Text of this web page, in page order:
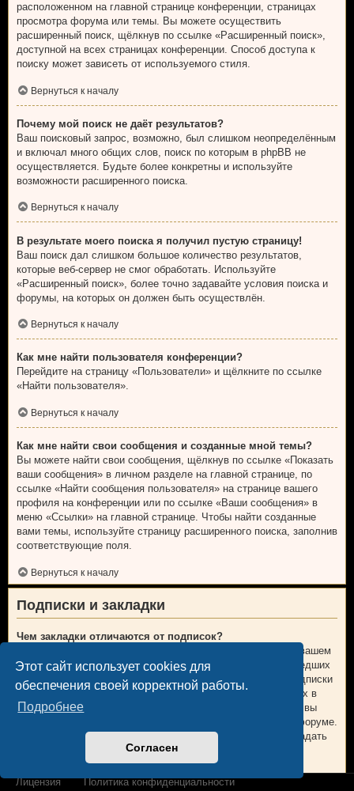
Этот сайт использует cookies для
обеспечения своей корректной работы.
Подробнее
Согласен
расположенном на главной странице конференции, страницах
просмотра форума или темы. Вы можете осуществить
расширенный поиск, щёлкнув по ссылке «Расширенный поиск»,
доступной на всех страницах конференции. Способ доступа к
поиску может зависеть от используемого стиля.
Вернуться к началу
Почему мой поиск не даёт результатов?
Ваш поисковый запрос, возможно, был слишком неопределённым
и включал много общих слов, поиск по которым в phpBB не
осуществляется. Будьте более конкретны и используйте
возможности расширенного поиска.
Вернуться к началу
В результате моего поиска я получил пустую страницу!
Ваш поиск дал слишком большое количество результатов,
которые веб-сервер не смог обработать. Используйте
«Расширенный поиск», более точно задавайте условия поиска и
форумы, на которых он должен быть осуществлён.
Вернуться к началу
Как мне найти пользователя конференции?
Перейдите на страницу «Пользователи» и щёлкните по ссылке
«Найти пользователя».
Вернуться к началу
Как мне найти свои сообщения и созданные мной темы?
Вы можете найти свои сообщения, щёлкнув по ссылке «Показать
ваши сообщения» в личном разделе на главной странице, по
ссылке «Найти сообщения пользователя» на странице вашего
профиля на конференции или по ссылке «Ваши сообщения» в
меню «Ссылки» на главной странице. Чтобы найти созданные
вами темы, используйте страницу расширенного поиска, заполнив
соответствующие поля.
Вернуться к началу
Подписки и закладки
Чем закладки отличаются от подписок?
В phpBB 3.0 закладки были больше похожи на закладки в вашем
веб-браузере. Вы не получали предупреждений о произошедших
изменениях. В phpBB 3.1 закладки больше напоминают подписки
на темы. Вы можете получать уведомления об обновлениях в
теме, находящейся у вас в закладках. В случае подписки, вы
будете получать уведомления об изменениях в теме или форуме.
Настройки уведомлений для закладок и подписок можно задать
на вкладке «Личные настройки» личного раздела.
Вернуться к началу
Лицензия Политика конфиденциальности